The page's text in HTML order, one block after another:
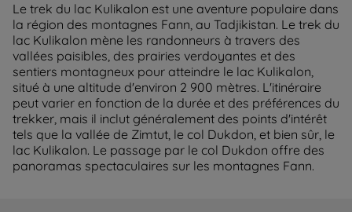
Le trek du lac Kulikalon est une aventure populaire dans
la région des montagnes Fann, au Tadjikistan. Le trek du
lac Kulikalon mène les randonneurs à travers des
vallées paisibles, des prairies verdoyantes et des
sentiers montagneux pour atteindre le lac Kulikalon,
situé à une altitude d'environ 2 900 mètres. L'itinéraire
peut varier en fonction de la durée et des préférences du
trekker, mais il inclut généralement des points d'intérêt
tels que la vallée de Zimtut, le col Dukdon, et bien sûr, le
lac Kulikalon. Le passage par le col Dukdon offre des
panoramas spectaculaires sur les montagnes Fann.